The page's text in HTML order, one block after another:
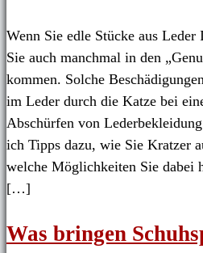
Wenn Sie edle Stücke aus
Sie auch manchmal in den
kommen. Solche
im Leder durch die Katze bei
Abschürfen von
ich Tipps dazu, wie Sie Kratzer
welche Möglichkeiten Sie dabei
[…]
Was bringen